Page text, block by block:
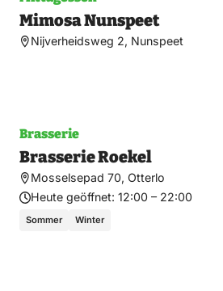
Mimosa Nunspeet
Nijverheidsweg 2, Nunspeet
Brasserie
Brasserie Roekel
Mosselsepad 70, Otterlo
Heute geöffnet: 12:00 – 22:00
Sommer Winter